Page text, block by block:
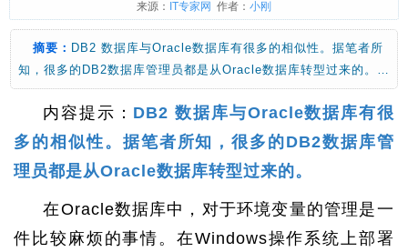
来源： IT专家网 作者： 小刚
摘要： DB2 数据库与Oracle数据库有很多的相似性。据笔者所
知，很多的DB2数据库管理员都是从Oracle数据库转型过来的。…
内容提示： DB2 数据库与Oracle数据库有很
多的相似性。据笔者所知，很多的DB2数据库管
理员都是从Oracle数据库转型过来的。
在Oracle数据库中，对于环境变量的管理是一
件比较麻烦的事情。在Windows操作系统上部署